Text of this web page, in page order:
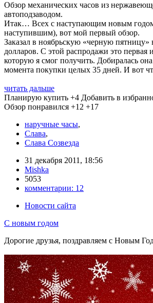
Обзор механических часов из
автоподзаводом.
Итак… Всех с наступающим новым
наступившим), вот мой первый обзор.
Заказал в ноябрьскую «черную пятницу»
долларов. С этой распродажи это первая
которую я смог получить. Добиралась
момента покупки целых 35 дней. И вот
читать дальше
Планирую купить +4 Добавить в
Обзор понравился +12 +17
наручные часы,
Слава,
Слава Созвезда
31 декабря 2011, 18:56
Mishka
5053
комментарии: 12
Новости сайта
С новым годом
Дорогие друзья, поздравляем с Новым